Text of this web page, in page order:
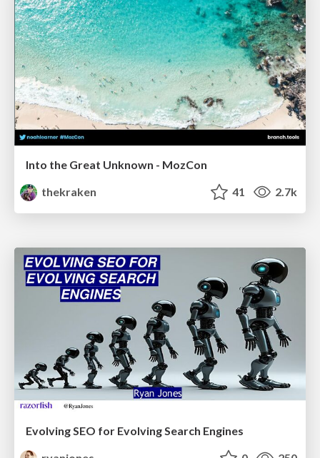
Into the Great Unknown - MozCon
thekraken
41 2.7k
Evolving SEO for Evolving Search Engines